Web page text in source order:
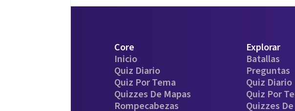
Core
Inicio
Quiz Diario
Quiz Por Tema
Quizzes De Mapas
Rompecabezas
Explorar
Batallas
Preguntas
Quiz Diario
Quiz Por
Quizzes